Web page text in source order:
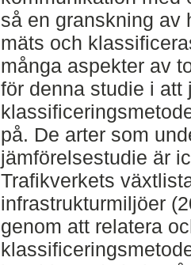
så en granskning av
mäts och
många aspekter av
för denna studie i att
på. De arter som
jämförelsestudie är
Trafikverkets
infrastrukturmiljöer
genom att relatera